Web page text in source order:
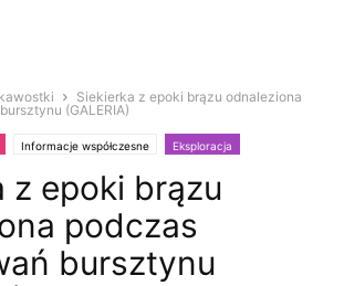
Siekierka z epoki brązu odnaleziona
(GALERIA)
Informacje współczesne Eksploracja
z epoki brązu
podczas
bursztynu